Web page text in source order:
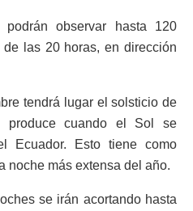
observar hasta 120
las 20 horas, en dirección
tendrá lugar el solsticio de
produce cuando el Sol se
Ecuador. Esto tiene como
noche más extensa del año.
se irán acortando hasta